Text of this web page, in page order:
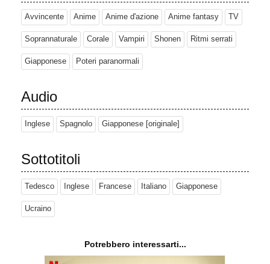
Avvincente Anime Anime d'azione Anime fantasy TV
Soprannaturale Corale Vampiri Shonen Ritmi serrati
Giapponese Poteri paranormali
Audio
Inglese Spagnolo Giapponese [originale]
Sottotitoli
Tedesco Inglese Francese Italiano Giapponese
Ucraino
Potrebbero interessarti...